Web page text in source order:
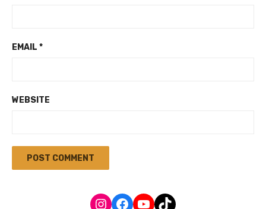
EMAIL *
WEBSITE
Instagram
Facebook
YouTube
TikTok